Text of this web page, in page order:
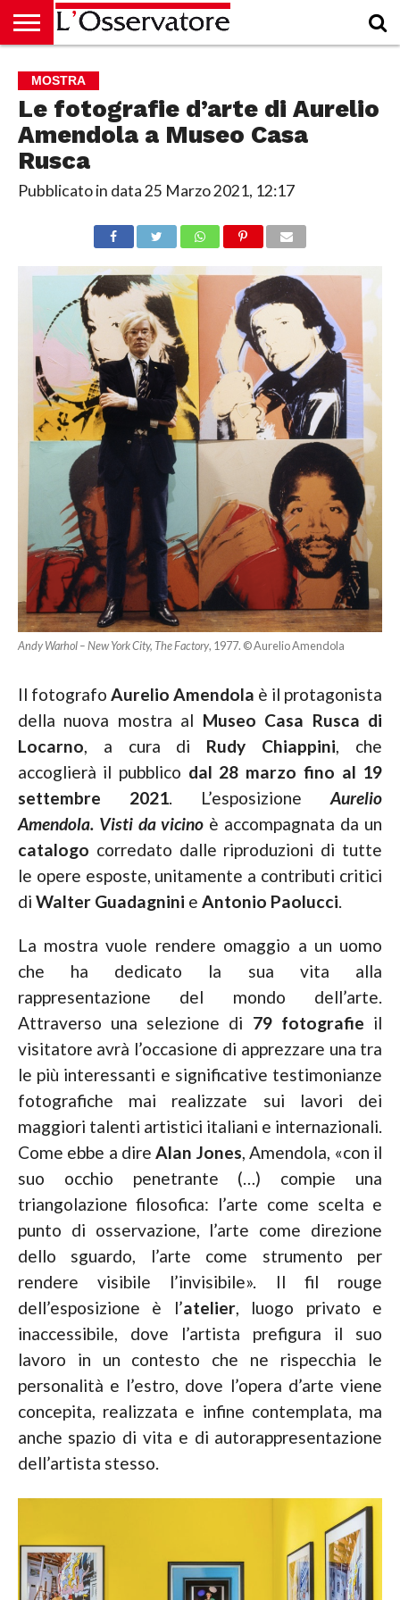
CULTURA
ECONOMIA
RUBRICHE
ARCHIVIO
PODCAST
ABBONAMENTO
CHI
SIAMO
ACCEDI
MOSTRA
Le fotografie d’arte di Aurelio
Amendola a Museo Casa
Rusca
Pubblicato in data25 Marzo 2021, 12:17
Andy Warhol – New York City, The Factory, 1977. © Aurelio Amendola
Il fotografo Aurelio Amendola è il protagonista
della nuova mostra al Museo Casa Rusca di
Locarno, a cura di Rudy Chiappini, che
accoglierà il pubblico dal 28 marzo fino al 19
settembre 2021. L’esposizioneAurelio
Amendola. Visti da vicino è accompagnata da un
catalogo corredato dalle riproduzioni di tutte
le opere esposte, unitamente a contributi critici
di Walter Guadagnini e Antonio Paolucci.
La mostra vuole rendere omaggio a un uomo
che ha dedicato la sua vita alla
rappresentazione del mondo dell’arte.
Attraverso una selezione di 79 fotografie il
visitatore avrà l’occasione di apprezzare una tra
le più interessanti e significative testimonianze
fotografiche mai realizzate sui lavori dei
maggiori talenti artistici italiani e internazionali.
Come ebbe a direAlan Jones, Amendola, «con il
suo occhio penetrante (…) compie una
triangolazione filosofica: l’arte come scelta e
punto di osservazione, l’arte come direzione
dello sguardo, l’arte come strumento per
rendere visibile l’invisibile». Il fil rouge
dell’esposizione è l’atelier, luogo privato e
inaccessibile, dove l’artista prefigura il suo
lavoro in un contesto che ne rispecchia le
personalità e l’estro, dove l’opera d’arte viene
concepita, realizzata e infine contemplata, ma
anche spazio di vita e di autorappresentazione
dell’artista stesso.